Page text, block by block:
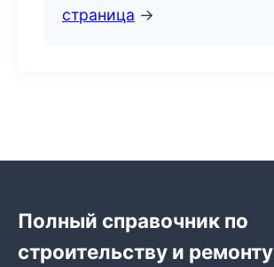
страница →
Полный справочник по
строительству и ремонту